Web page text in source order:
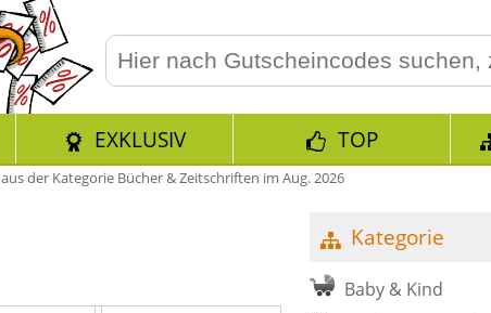
EXKLUSIV TOP
der Kategorie Bücher & Zeitschriften im Aug. 2026
Kategorie
Baby & Kind